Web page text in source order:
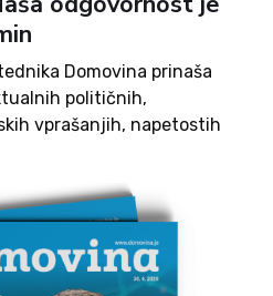
Domovina prinaša
političnih,
vprašanjih, napetostih
odgovornosti v